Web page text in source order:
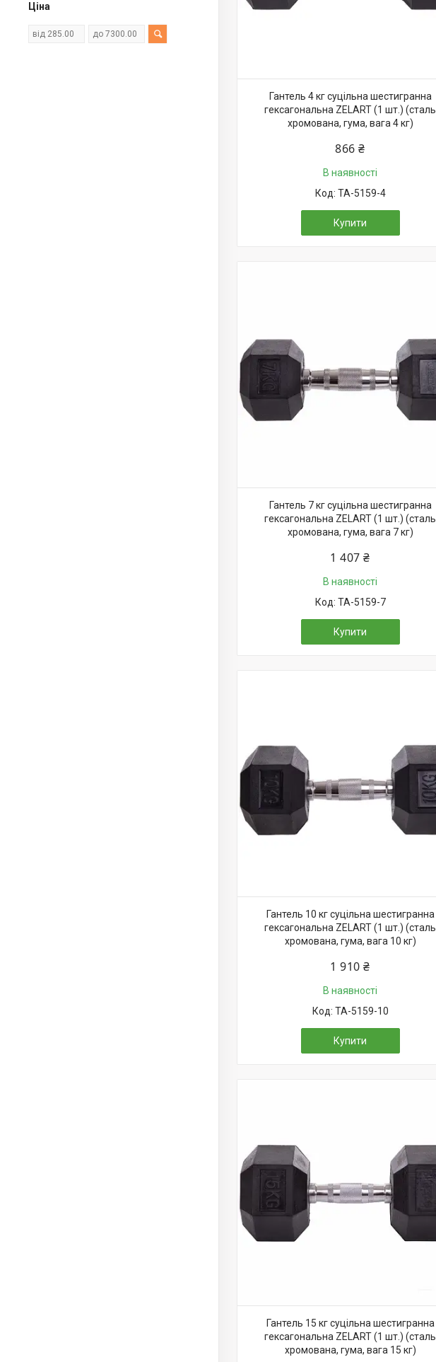
Ціна
Гантель 4 кг суцільна шестигранна
гексагональна ZELART (1 шт.) (сталь
хромована, гума, вага 4 кг)
866 ₴
В наявності
TA-5159-4
Купити
Гантель 7 кг суцільна шестигранна
гексагональна ZELART (1 шт.) (сталь
хромована, гума, вага 7 кг)
1 407 ₴
В наявності
TA-5159-7
Купити
Гантель 10 кг суцільна шестигранна
гексагональна ZELART (1 шт.) (сталь
хромована, гума, вага 10 кг)
1 910 ₴
В наявності
TA-5159-10
Купити
Гантель 15 кг суцільна шестигранна
гексагональна ZELART (1 шт.) (сталь
хромована, гума, вага 15 кг)